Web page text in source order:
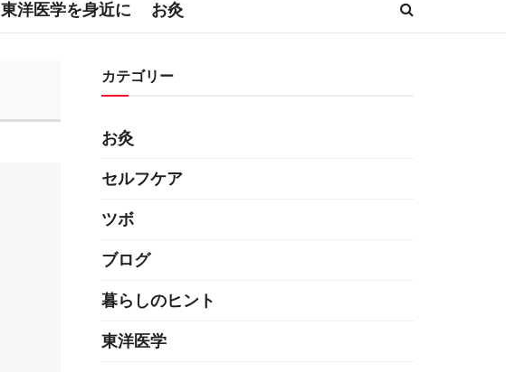
東洋医学を身近に お灸
カテゴリー
お灸
セルフケア
ツボ
ブログ
暮らしのヒント
東洋医学